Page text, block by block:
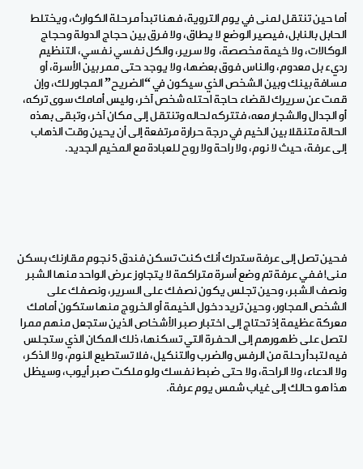
أما حين تنتقل لمنى في يوم التروية، فهنا تبدأ مرحلة الكوارث، ويختلط
الحابل بالنابل، فيصير الوضع لا يطاق، ولا فرق بين حجاج الدولة وحجاج
الوكالات، ولا خيمة مخصصة، ولا سرير، والكل نفسي نفسي، التنظيم
رديء بل معدوم، والناس فوق بعضها، ولا يوجد حتى ممر بين الأسرة، أو
مسافة بينك وبين الشخص الذي سيكون في “الضريح” المجاور لك، وإن
قمت عن سريرك لقضاء حاجة احتله شخص آخر، وليس أمامك سوى تركه،
أو الجدال والشجار معه، فتتركه لحاله وتنتقل إلى مكان آخر، وتبقى بهذه
الحالة متنقلا بين الخيم في درجة حرارة مرتفعة إلى أن يحين وقت الذهاب
إلى عرفة، حيث لا نوم، ولا راحة ولا روح للعبادة مع المخيم الجديد.
فحين تصل إلى عرفة ستدرك أنك كنت تسكن فندق 5 نجوم مقارنك بسكن
منى!ففي عرفة تم وضع أسرة متراكمة لا يتجاوز عرض الواحد منها الشبر
ونصف الشبر، وحين تجلس يكون نصفك على السرير، ونصفك على
الشخص المجاور، وحين تريد دخول الخيمة أو الخروج منها ستكون أمامك
معركة عظيمة إذ تحتاج إلى اختبار صبر الأشخاص الذين ستجعل منهم ممرا
لتصل على ظهورهم إلى الحفرة التي تسكنها، ذلك المكان الذي ستجلس
فيه لتبدأ رحلة من الرفس والضرب والتنكيل، فلا تستطيع النوم، ولا الذكر،
ولا الدعاء، ولا الراحة، ولا حتى ضبط نفسك ولو ملكت صبر أيوب، وسيظل
هذا هو حالك إلى غياب شمس يوم عرفة.